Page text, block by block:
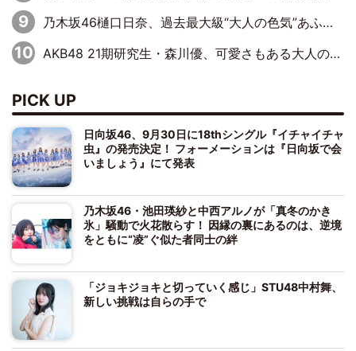
乃木坂46樋口日奈、過去最大級“大人の色気”あふれる入浴姿披露
AKB48 21期研究生・森川優、可愛さもある大人の女性に
PICK UP
日向坂46、9月30日に18thシングル『イチャイチャ
虫』の発売決定！ フォーメーションは『日向坂で会
いましょう』にて発表
乃木坂46・池田瑛紗と中西アルノが「真冬のかき
氷」騒動で火花散らす！ 因縁の裏にあるのは、逆境
をともに“凌”ぐ似た者同士の絆
「ジョキジョキと切っていく感じ」STU48中村舞、
新しい挑戦は自らの手で